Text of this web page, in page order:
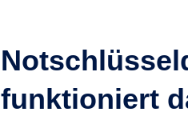
funktioniert